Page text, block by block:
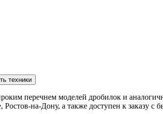
техники
перечнем моделей дробилок и
на-Дону, а также доступен к заказу с